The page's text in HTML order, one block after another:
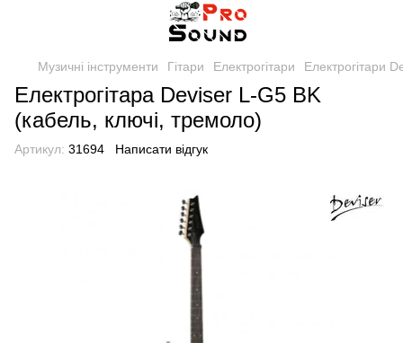
Музичні інструменти Гітари Електрогітари Електрогітари
Електрогітара Deviser L-G5 BK
(кабель, ключі, тремоло)
Артикул: 31694 Написати відгук